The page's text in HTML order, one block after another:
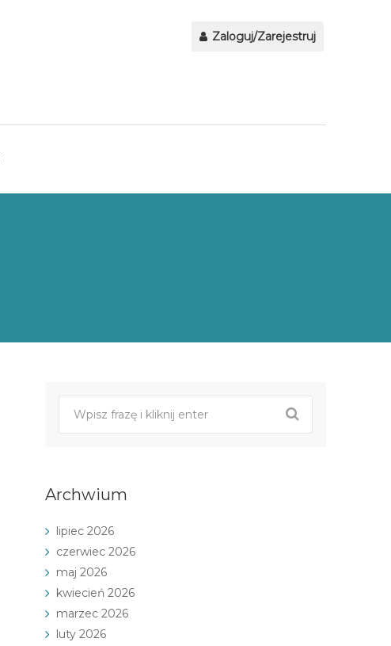
Zaloguj/Zarejestruj
Archwium
lipiec 2026
czerwiec 2026
maj 2026
kwiecień 2026
marzec 2026
luty 2026